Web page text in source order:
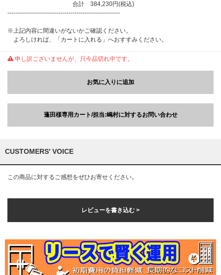
合計 384,230円(税込)
---------------------------------------------------------
※上記内容に間違いがないかご確認ください。
よろしければ、「カートに入れる」へおすすみください。
申し訳ございませんが、只今品切れ中です。
お気に入りに追加
蓬田様専用カート/担当:嶋村に対するお問い合わせ
CUSTOMERS' VOICE
この商品に対するご感想をぜひお寄せください。
レビューを書き込む >